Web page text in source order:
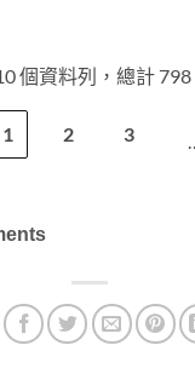
個資料列，總計 798
1 2 3